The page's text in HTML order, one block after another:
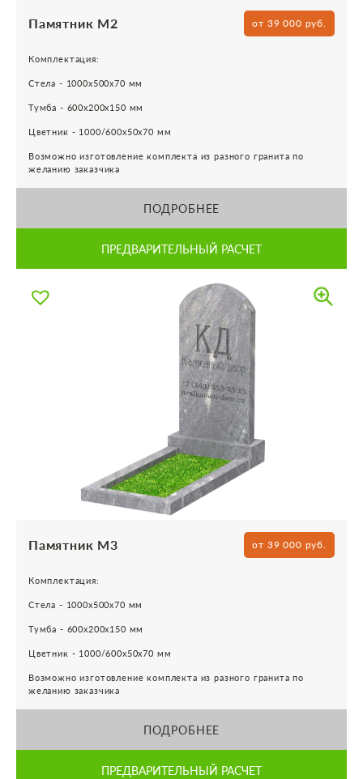
Памятник М2 от 39 000 руб.
Комплектация:
Стела - 1000х500х70 мм
Тумба - 600х200х150 мм
Цветник - 1000/600х50х70 мм
Возможно изготовление комплекта из разного гранита по
желанию заказчика
ПОДРОБНЕЕ
ПРЕДВАРИТЕЛЬНЫЙ РАСЧЕТ
Памятник М3 от 39 000 руб.
Комплектация:
Стела - 1000х500х70 мм
Тумба - 600х200х150 мм
Цветник - 1000/600х50х70 мм
Возможно изготовление комплекта из разного гранита по
желанию заказчика
ПОДРОБНЕЕ
ПРЕДВАРИТЕЛЬНЫЙ РАСЧЕТ